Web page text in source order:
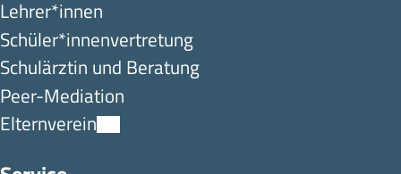
Lehrer*innen
Schüler*innen­ver­tretung
Schulärztin und Beratung
Peer-Mediation
Elternverein